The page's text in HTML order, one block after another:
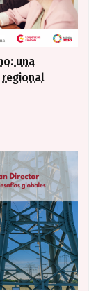
una
regional